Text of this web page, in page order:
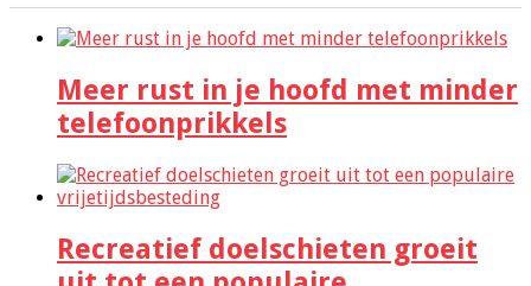
Meer rust in je hoofd met minder
telefoonprikkels
Recreatief doelschieten groeit